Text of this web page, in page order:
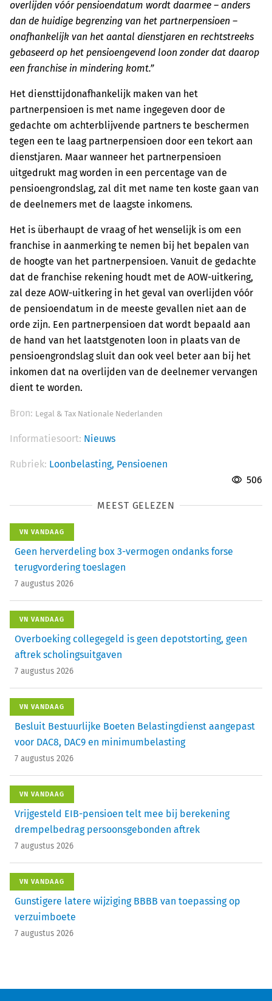
overlijden vóór pensioendatum wordt daarmee – anders
dan de huidige begrenzing van het partnerpensioen –
onafhankelijk van het aantal dienstjaren en rechtstreeks
gebaseerd op het pensioengevend loon zonder dat daarop
een franchise in mindering komt.”
Het diensttijdonafhankelijk maken van het
partnerpensioen is met name ingegeven door de
gedachte om achterblijvende partners te beschermen
tegen een te laag partnerpensioen door een tekort aan
dienstjaren. Maar wanneer het partnerpensioen
uitgedrukt mag worden in een percentage van de
pensioengrondslag, zal dit met name ten koste gaan van
de deelnemers met de laagste inkomens.
Het is überhaupt de vraag of het wenselijk is om een
franchise in aanmerking te nemen bij het bepalen van
de hoogte van het partnerpensioen. Vanuit de gedachte
dat de franchise rekening houdt met de AOW-uitkering,
zal deze AOW-uitkering in het geval van overlijden vóór
de pensioendatum in de meeste gevallen niet aan de
orde zijn. Een partnerpensioen dat wordt bepaald aan
de hand van het laatstgenoten loon in plaats van de
pensioengrondslag sluit dan ook veel beter aan bij het
inkomen dat na overlijden van de deelnemer vervangen
dient te worden.
Bron: Legal & Tax Nationale Nederlanden
Informatiesoort: Nieuws
Rubriek: Loonbelasting, Pensioenen
506
MEEST GELEZEN
VN VANDAAG
Geen herverdeling box 3-vermogen ondanks forse
terugvordering toeslagen
7 augustus 2026
VN VANDAAG
Overboeking collegegeld is geen depotstorting, geen
aftrek scholingsuitgaven
7 augustus 2026
VN VANDAAG
Besluit Bestuurlijke Boeten Belastingdienst aangepast
voor DAC8, DAC9 en minimumbelasting
7 augustus 2026
VN VANDAAG
Vrijgesteld EIB-pensioen telt mee bij berekening
drempelbedrag persoonsgebonden aftrek
7 augustus 2026
VN VANDAAG
Gunstigere latere wijziging BBBB van toepassing op
verzuimboete
7 augustus 2026